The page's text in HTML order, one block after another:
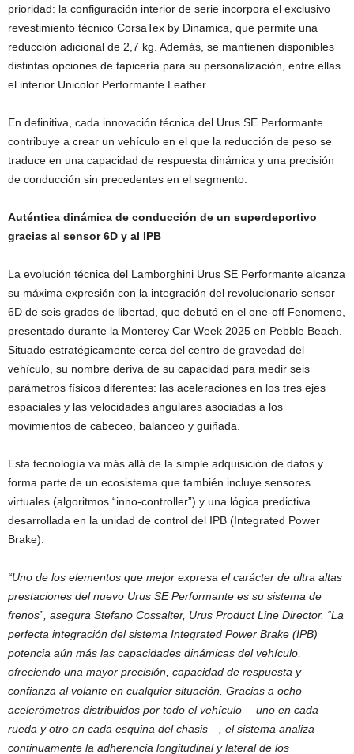
prioridad: la configuración interior de serie incorpora el exclusivo
revestimiento técnico CorsaTex by Dinamica, que permite una
reducción adicional de 2,7 kg. Además, se mantienen disponibles
distintas opciones de tapicería para su personalización, entre ellas
el interior Unicolor Performante Leather.
En definitiva, cada innovación técnica del Urus SE Performante
contribuye a crear un vehículo en el que la reducción de peso se
traduce en una capacidad de respuesta dinámica y una precisión
de conducción sin precedentes en el segmento.
Auténtica dinámica de conducción de un superdeportivo
gracias al sensor 6D y al IPB
La evolución técnica del Lamborghini Urus SE Performante alcanza
su máxima expresión con la integración del revolucionario sensor
6D de seis grados de libertad, que debutó en el one-off Fenomeno,
presentado durante la Monterey Car Week 2025 en Pebble Beach.
Situado estratégicamente cerca del centro de gravedad del
vehículo, su nombre deriva de su capacidad para medir seis
parámetros físicos diferentes: las aceleraciones en los tres ejes
espaciales y las velocidades angulares asociadas a los
movimientos de cabeceo, balanceo y guiñada.
Esta tecnología va más allá de la simple adquisición de datos y
forma parte de un ecosistema que también incluye sensores
virtuales (algoritmos “inno-controller”) y una lógica predictiva
desarrollada en la unidad de control del IPB (Integrated Power
Brake).
“Uno de los elementos que mejor expresa el carácter de ultra altas
prestaciones del nuevo Urus SE Performante es su sistema de
frenos”, asegura Stefano Cossalter, Urus Product Line Director. “La
perfecta integración del sistema Integrated Power Brake (IPB)
potencia aún más las capacidades dinámicas del vehículo,
ofreciendo una mayor precisión, capacidad de respuesta y
confianza al volante en cualquier situación. Gracias a ocho
acelerómetros distribuidos por todo el vehículo —uno en cada
rueda y otro en cada esquina del chasis—, el sistema analiza
continuamente la adherencia longitudinal y lateral de los